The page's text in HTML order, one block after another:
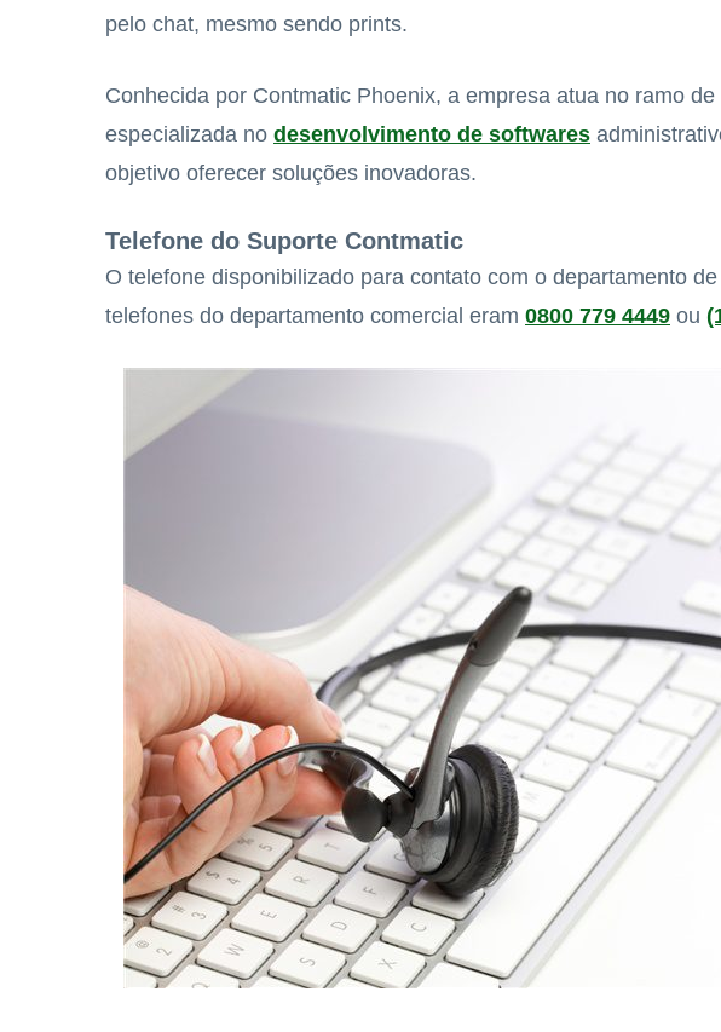
pelo chat, mesmo sendo prints.
Conhecida por Contmatic Phoenix, a empresa atua no ramo
especializada no desenvolvimento de softwares
objetivo oferecer soluções inovadoras.
Telefone do Suporte Contmatic
O telefone disponibilizado para contato com o departamento
telefones do departamento comercial eram 0800 779 4449 ou